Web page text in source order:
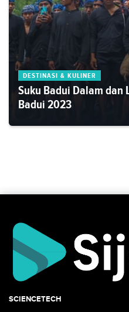
DESTINASI & KULINER
Suku Badui Dalam dan
Badui 2023
SCIENCETECH